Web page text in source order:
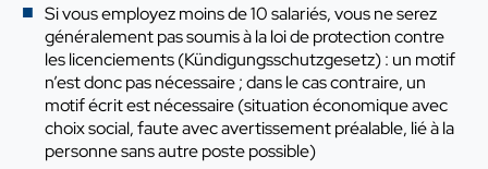
Si vous employez moins de 10 salariés, vous ne serez
généralement pas soumis à la loi de protection contre
les licenciements (Kündigungsschutzgesetz) : un motif
n’est donc pas nécessaire ; dans le cas contraire, un
motif écrit est nécessaire (situation économique avec
choix social, faute avec avertissement préalable, lié à la
personne sans autre poste possible)